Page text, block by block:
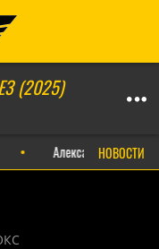
(2025)
НОВОСТИ
Александр Пушной